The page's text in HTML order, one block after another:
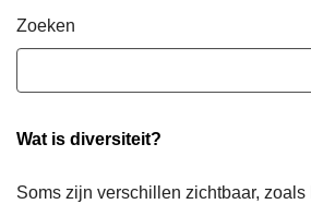
Zoeken
Wat is diversiteit?
Soms zijn verschillen zichtbaar,